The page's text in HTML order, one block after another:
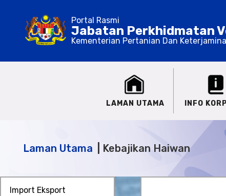
Portal Rasmi
Jabatan Perkhidmatan
Kementerian Pertanian Dan
LAMAN UTAMA INFO
Laman Utama Kebajikan Haiwan
Import Eksport